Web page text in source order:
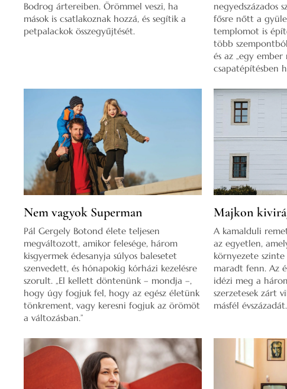
Bodrog ártereiben. Örömmel veszi, ha
mások is csatlakoznak hozzá, és segítik a
petpalackok összegyűjtését.
negyedszázados
fősre nőtt a
templomot is
több
és az „egy
csapatépítésben
Nem vagyok Superman
Pál Gergely Botond élete teljesen
megváltozott, amikor felesége, három
kisgyermek édesanyja súlyos balesetet
szenvedett, és hónapokig kórházi kezelésre
szorult. „El kellett döntenünk – mondja –,
hogy úgy fogjuk fel, hogy az egész életünk
tönkrement, vagy keresni fogjuk az örömöt
a változásban.”
Majkon
A kamalduli
az egyetlen,
környezete szinte
maradt fenn. Az
idézi meg a
szerzetesek zárt
másfél évszázadát.